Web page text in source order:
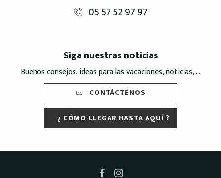
05 57 52 97 97
Siga nuestras noticias
Buenos consejos, ideas para las vacaciones, noticias, ...
CONTÁCTENOS
¿ CÓMO LLEGAR HASTA AQUÍ ?